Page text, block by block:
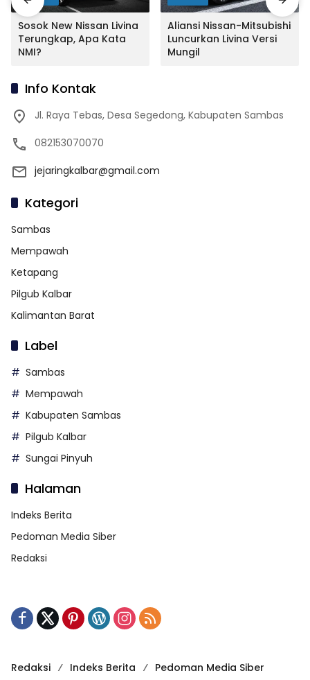
Sosok New Nissan Livina
Terungkap, Apa Kata
NMI?
Aliansi Nissan-Mitsubishi
Luncurkan Livina Versi
Mungil
Info Kontak
Jl. Raya Tebas, Desa Segedong, Kabupaten Sambas
082153070070
jejaringkalbar@gmail.com
Kategori
Sambas
Mempawah
Ketapang
Pilgub Kalbar
Kalimantan Barat
Label
Sambas
Mempawah
Kabupaten Sambas
Pilgub Kalbar
Sungai Pinyuh
Halaman
Indeks Berita
Pedoman Media Siber
Redaksi
Redaksi Indeks Berita Pedoman Media Siber